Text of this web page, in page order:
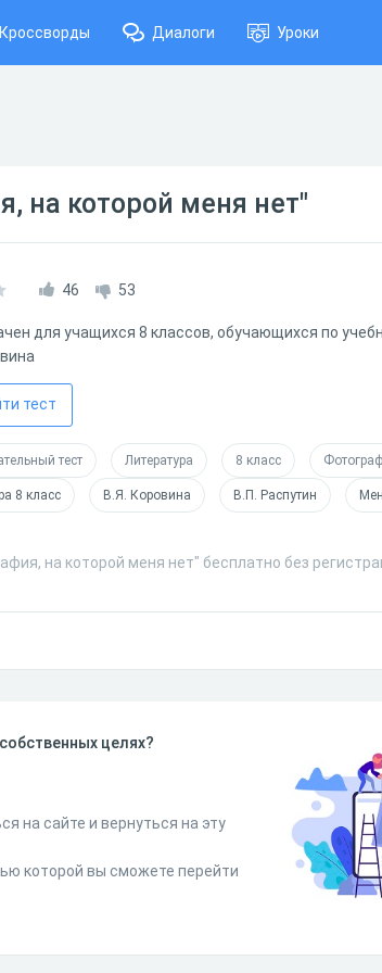
Кроссворды Диалоги Уроки
на которой меня нет"
46 53
для учащихся 8 классов, обучающихся по
тест
тест Литература 8 класс
8 класс В.Я. Коровина В.П. Распутин
на которой меня нет" бесплатно без
целях?
на сайте и вернуться на эту
которой вы сможете перейти